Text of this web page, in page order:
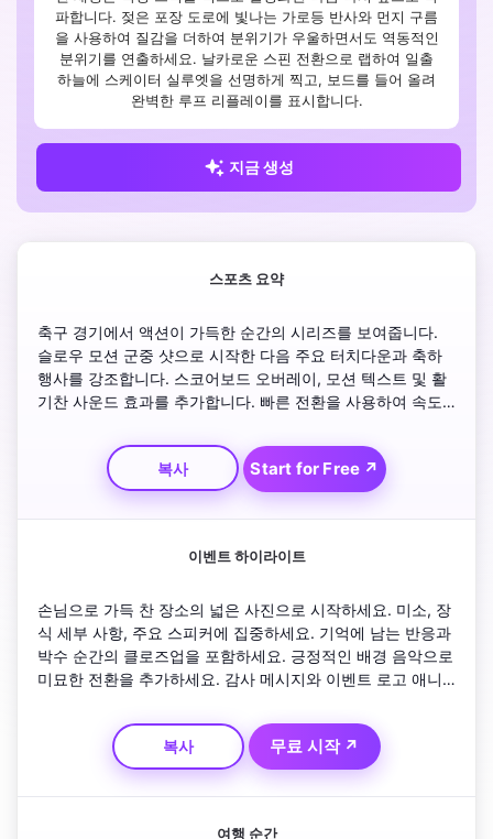
파합니다. 젖은 포장 도로에 빛나는 가로등 반사와 먼지 구름
을 사용하여 질감을 더하여 분위기가 우울하면서도 역동적인
분위기를 연출하세요. 날카로운 스핀 전환으로 랩하여 일출
하늘에 스케이터 실루엣을 선명하게 찍고, 보드를 들어 올려
완벽한 루프 리플레이를 표시합니다.
지금 생성
스포츠 요약
축구 경기에서 액션이 가득한 순간의 시리즈를 보여줍니다.
슬로우 모션 군중 샷으로 시작한 다음 주요 터치다운과 축하
행사를 강조합니다. 스코어보드 오버레이, 모션 텍스트 및 활
기찬 사운드 효과를 추가합니다. 빠른 전환을 사용하여 속도
으로 마무리하세요. 소셜 미디어에서 시청자에게 모든 샷을
선명하고 시각적으로 스릴 넘치게 유지하세요.
복사 Start for Free ↗
이벤트 하이라이트
손님으로 가득 찬 장소의 넓은 사진으로 시작하세요. 미소, 장
식 세부 사항, 주요 스피커에 집중하세요. 기억에 남는 반응과
박수 순간의 클로즈업을 포함하세요. 긍정적인 배경 음악으로
미묘한 전환을 추가하세요. 감사 메시지와 이벤트 로고 애니
적인 느낌을 주세요.
복사
무료 시작 ↗
여행 순간